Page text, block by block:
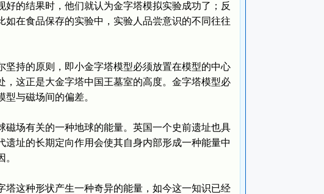
的结果时，他们就认为金字塔模拟实验成功了；反
在食品保存的实验中，实验人品尝意识的不同往往
持的原则，即小金字塔模型必须放置在模型的中心
这正是大金字塔中国王墓室的高度。金字塔模型必
与磁场间的偏差。
场有关的一种地球的能量。英国一个史前遗址也具
址的长期定向作用会使其自身内部形成一种能量中
这种形状产生一种奇异的能量，如今这一知识已经